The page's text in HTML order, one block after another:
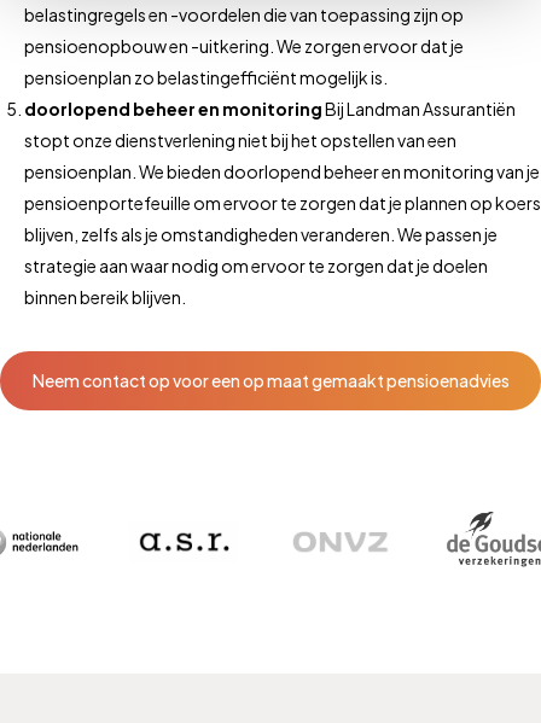
belastingregels en -voordelen die van toepassing zijn op
pensioenopbouw en -uitkering. We zorgen ervoor dat je
pensioenplan zo belastingefficiënt mogelijk is.
doorlopend beheer en monitoringBij Landman Assurantiën
stopt onze dienstverlening niet bij het opstellen van een
pensioenplan. We bieden doorlopend beheer en monitoring van je
pensioenportefeuille om ervoor te zorgen dat je plannen op koers
blijven, zelfs als je omstandigheden veranderen. We passen je
strategie aan waar nodig om ervoor te zorgen dat je doelen
binnen bereik blijven.
Neem contact op voor een op maat gemaakt pensioenadvies